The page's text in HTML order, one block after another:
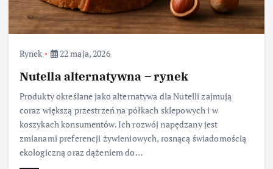
Rynek 22 maja, 2026
Nutella alternatywna – rynek
Produkty określane jako alternatywa dla Nutelli zajmują
coraz większą przestrzeń na półkach sklepowych i w
koszykach konsumentów. Ich rozwój napędzany jest
zmianami preferencji żywieniowych, rosnącą świadomością
ekologiczną oraz dążeniem do…